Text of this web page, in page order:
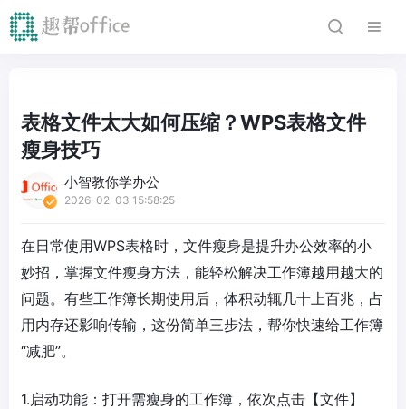
表格文件太大如何压缩？WPS表格文件
瘦身技巧
小智教你学办公
2026-02-03 15:58:25
在日常使用WPS表格时，文件瘦身是提升办公效率的小
妙招，掌握文件瘦身方法，能轻松解决工作簿越用越大的
问题。有些工作簿长期使用后，体积动辄几十上百兆，占
用内存还影响传输，这份简单三步法，帮你快速给工作簿
“减肥”。
1.启动功能：打开需瘦身的工作簿，依次点击【文件】